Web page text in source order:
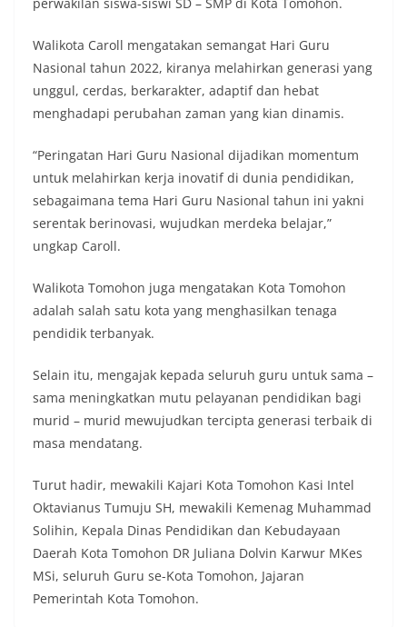
Walikota Caroll mengatakan semangat Hari Guru
Nasional tahun 2022, kiranya melahirkan generasi yang
unggul, cerdas, berkarakter, adaptif dan hebat
menghadapi perubahan zaman yang kian dinamis.
“Peringatan Hari Guru Nasional dijadikan momentum
untuk melahirkan kerja inovatif di dunia pendidikan,
sebagaimana tema Hari Guru Nasional tahun ini yakni
serentak berinovasi, wujudkan merdeka belajar,”
ungkap Caroll.
Walikota Tomohon juga mengatakan Kota Tomohon
adalah salah satu kota yang menghasilkan tenaga
pendidik terbanyak.
Selain itu, mengajak kepada seluruh guru untuk sama –
sama meningkatkan mutu pelayanan pendidikan bagi
murid – murid mewujudkan tercipta generasi terbaik di
masa mendatang.
Turut hadir, mewakili Kajari Kota Tomohon Kasi Intel
Oktavianus Tumuju SH, mewakili Kemenag Muhammad
Solihin, Kepala Dinas Pendidikan dan Kebudayaan
Daerah Kota Tomohon DR Juliana Dolvin Karwur MKes
MSi, seluruh Guru se-Kota Tomohon, Jajaran
Pemerintah Kota Tomohon.